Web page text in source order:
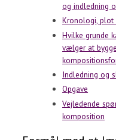
og indledning
Kronologi,
Hvilke grunde
vælger at
Indledning og
Opgave
Vejledende
komposition